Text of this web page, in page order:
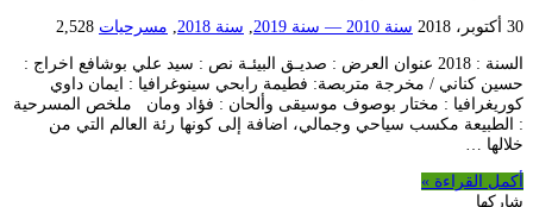
30 أكتوبر، 2018 سنة 2010 — سنة 2019 سنة 2018 مسرحيات 2,528
السنة : 2018 عنوان العرض : صديـق البيئـة نص : سيد علي بوشافع اخراج :
حسين كناني / مخرجة متربصة: فطيمة رابحي سينوغرافيا : ايمان داوي
كوريغرافيا : مختار بوصوف موسيقى وألحان : فؤاد ومان ملخص المسرحية
: الطبيعة مكسب سياحي وجمالي، اضافة إلى كونها رئة العالم التي من
خلالها …
أكمل القراءة »
شاركها